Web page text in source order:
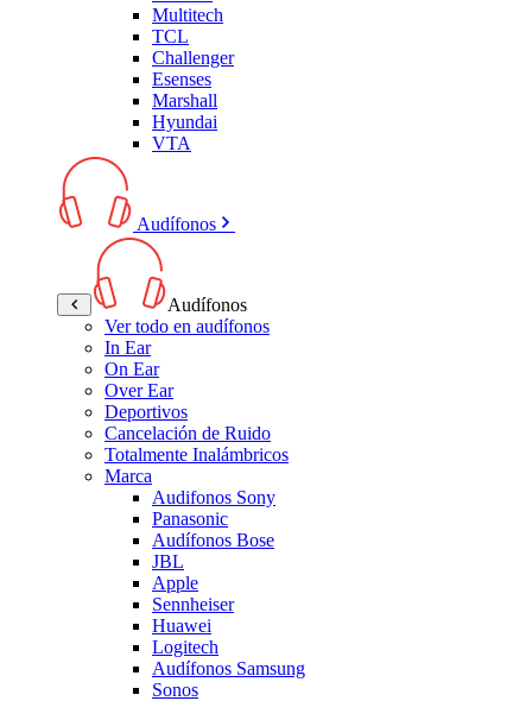
Multitech
TCL
Challenger
Esenses
Marshall
Hyundai
VTA
Audífonos
Audífonos
Ver todo en audífonos
In Ear
On Ear
Over Ear
Deportivos
Cancelación de Ruido
Totalmente Inalámbricos
Marca
Audifonos Sony
Panasonic
Audífonos Bose
JBL
Apple
Sennheiser
Huawei
Logitech
Audífonos Samsung
Sonos